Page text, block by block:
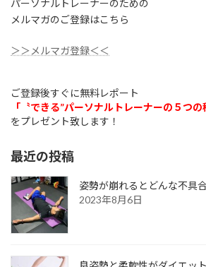
パーソナルトレーナーのための
メルマガのご登録はこちら
＞＞メルマガ登録＜＜
ご登録後すぐに無料レポート
「〝できる”パーソナルトレーナーの５つの
をプレゼント致します！
最近の投稿
姿勢が崩れるとどんな不
2023年8月6日